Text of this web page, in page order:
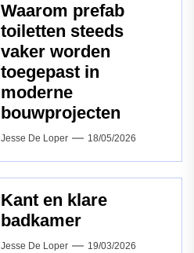
Waarom prefab
toiletten steeds
vaker worden
toegepast in
moderne
bouwprojecten
Jesse De Loper 18/05/2026
Kant en klare
badkamer
Jesse De Loper 19/03/2026